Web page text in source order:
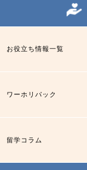
お役立ち情報一覧
ワーホリパック
留学コラム